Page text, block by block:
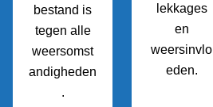
bestand is
tegen alle
weersomst
andigheden
.
lekkages
en
weersinvlo
eden.